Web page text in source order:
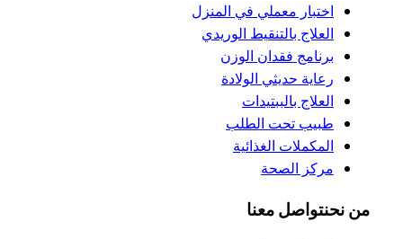
اختبار معملي في المنزل
العلاج بالتنقيط الوريدي
برنامج فقدان الوزن
رعاية حديثي الولادة
العلاج بالببتيدات
طبيب تحت الطلب
المكملات الغذائية
مركز الصحة
من نحنتواصل معنا